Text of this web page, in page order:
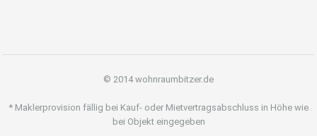
© 2014 wohnraumbitzer.de
* Maklerprovision fällig bei Kauf- oder Mietvertragsabschluss in Höhe wie
bei Objekt eingegeben